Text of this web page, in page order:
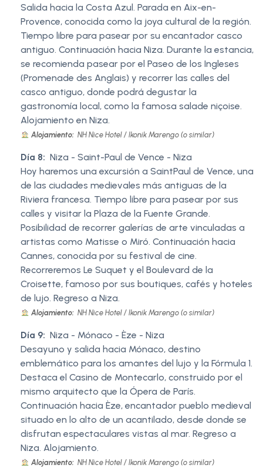
Salida hacia la Costa Azul. Parada en Aix-en-
Provence, conocida como la joya cultural de la región.
Tiempo libre para pasear por su encantador casco
antiguo. Continuación hacia Niza. Durante la estancia,
se recomienda pasear por el Paseo de los Ingleses
(Promenade des Anglais) y recorrer las calles del
casco antiguo, donde podrá degustar la
gastronomía local, como la famosa salade niçoise.
Alojamiento en Niza.
Alojamiento: NH Nice Hotel / Ikonik Marengo (o similar)
Día 8: Niza - Saint-Paul de Vence - Niza
Hoy haremos una excursión a SaintPaul de Vence, una
de las ciudades medievales más antiguas de la
Riviera francesa. Tiempo libre para pasear por sus
calles y visitar la Plaza de la Fuente Grande.
Posibilidad de recorrer galerías de arte vinculadas a
artistas como Matisse o Miró. Continuación hacia
Cannes, conocida por su festival de cine.
Recorreremos Le Suquet y el Boulevard de la
Croisette, famoso por sus boutiques, cafés y hoteles
de lujo. Regreso a Niza.
Alojamiento: NH Nice Hotel / Ikonik Marengo (o similar)
Día 9: Niza - Mónaco - Èze - Niza
Desayuno y salida hacia Mónaco, destino
emblemático para los amantes del lujo y la Fórmula 1.
Destaca el Casino de Montecarlo, construido por el
mismo arquitecto que la Ópera de París.
Continuación hacia Èze, encantador pueblo medieval
situado en lo alto de un acantilado, desde donde se
disfrutan espectaculares vistas al mar. Regreso a
Niza. Alojamiento.
Alojamiento: NH Nice Hotel / Ikonik Marengo (o similar)